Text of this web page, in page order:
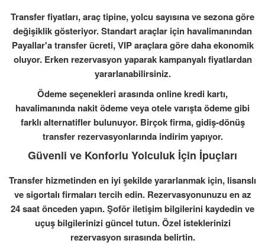
Transfer fiyatları, araç tipine, yolcu sayısına ve sezona göre
değişiklik gösteriyor. Standart araçlar için havalimanından
Payallar'a transfer ücreti, VIP araçlara göre daha ekonomik
oluyor. Erken rezervasyon yaparak kampanyalı fiyatlardan
yararlanabilirsiniz.
Ödeme seçenekleri arasında online kredi kartı,
havalimanında nakit ödeme veya otele varışta ödeme gibi
farklı alternatifler bulunuyor. Birçok firma, gidiş-dönüş
transfer rezervasyonlarında indirim yapıyor.
Güvenli ve Konforlu Yolculuk İçin İpuçları
Transfer hizmetinden en iyi şekilde yararlanmak için, lisanslı
ve sigortalı firmaları tercih edin. Rezervasyonunuzu en az
24 saat önceden yapın. Şoför iletişim bilgilerini kaydedin ve
uçuş bilgilerinizi güncel tutun. Özel isteklerinizi
rezervasyon sırasında belirtin.